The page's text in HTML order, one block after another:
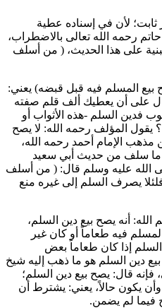
لأن في إسناده عطية
حاتم رحمه الله تعالى بالاضطراب،
على هذا الحديث، ( من أسلف
بيع المسلم فيه قبل قبضه) يعني:
على أن يعطيك ألف قلم صفته
فدين السلم -هذه الأثواب أو
يقول المؤلف رحمه الله: لا يصح
مذهب الإمام أحمد رحمه الله،
ما سلف من حديث أبي سعيد
الله عليه وسلم قال: ( من أسلف
يصرف السلم إلى غيره منع
الله: أنه يصح بيع دين السلم،
فيه طعاماً أو كان غير
إذا كان طعاماً بعض
دين السلم هو ما ذهب إليه شيخ
فإنه قال: يصح بيع دين السلم؛
يكون حالاً، يعني: يشترط أن
فيما لم يضمن.